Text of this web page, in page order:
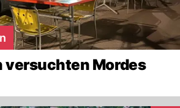
versuchten Mordes